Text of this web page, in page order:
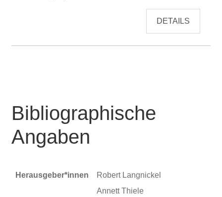
DETAILS
Bibliographische
Angaben
Herausgeber*innen
Robert Langnickel
Annett Thiele